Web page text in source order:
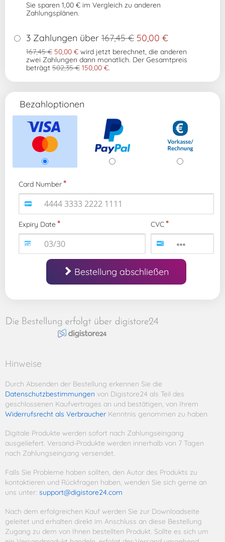
Sie sparen 1,00 € im Vergleich zu anderen
Zahlungsplänen.
3 Zahlungen über 167,45 € 50,00 €
167,45 € 50,00 € wird jetzt berechnet, die anderen
zwei Zahlungen dann monatlich. Der Gesamtpreis
beträgt 502,35 € 150,00 €.
Bezahloptionen
Card Number
Expiry Date CVC
Bestellung abschließen
Hinweise
Durch Absenden der Bestellung erkennen Sie die
Datenschutzbestimmungen von Digistore24 als Teil des
geschlossenen Kaufvertrages an und bestätigen, von Ihrem
Widerrufsrecht als Verbraucher Kenntnis genommen zu haben.
Digitale Produkte werden sofort nach Zahlungseingang
ausgeliefert. Versand-Produkte werden innerhalb von 7 Tagen
nach Zahlungseingang versendet.
Falls Sie Probleme haben sollten, den Autor des Produkts zu
kontaktieren und Rückfragen haben, wenden Sie sich gerne an
uns unter: support@digistore24.com
Nach dem erfolgreichen Kauf werden Sie zur Downloadseite
geleitet und erhalten direkt im Anschluss an diese Bestellung
Zugang zu dem von Ihnen bestellten Produkt. Sollte es sich um